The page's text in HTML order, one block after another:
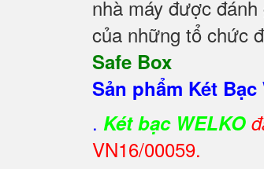
nhà máy được
của những tổ chức
Safe Box
Sản phẩm Két
. Két bạc WELKO
VN16/00059.